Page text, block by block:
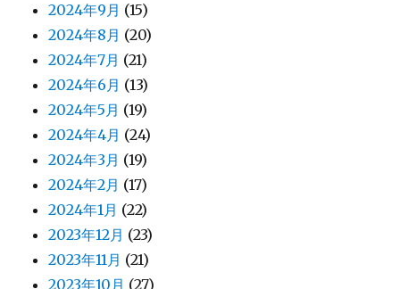
2024年9月 (15)
2024年8月 (20)
2024年7月 (21)
2024年6月 (13)
2024年5月 (19)
2024年4月 (24)
2024年3月 (19)
2024年2月 (17)
2024年1月 (22)
2023年12月 (23)
2023年11月 (21)
2023年10月 (27)